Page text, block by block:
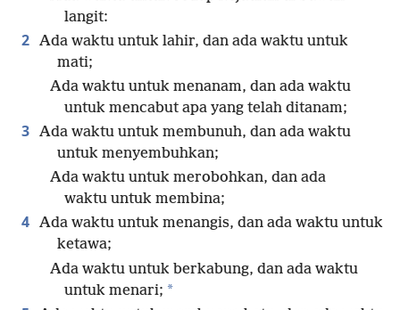
langit:
2 Ada waktu untuk lahir, dan ada waktu untuk
mati;
Ada waktu untuk menanam, dan ada waktu
untuk mencabut apa yang telah ditanam;
3 Ada waktu untuk membunuh, dan ada waktu
untuk menyembuhkan;
Ada waktu untuk merobohkan, dan ada
waktu untuk membina;
4 Ada waktu untuk menangis, dan ada waktu untuk
ketawa;
Ada waktu untuk berkabung, dan ada waktu
untuk menari; *